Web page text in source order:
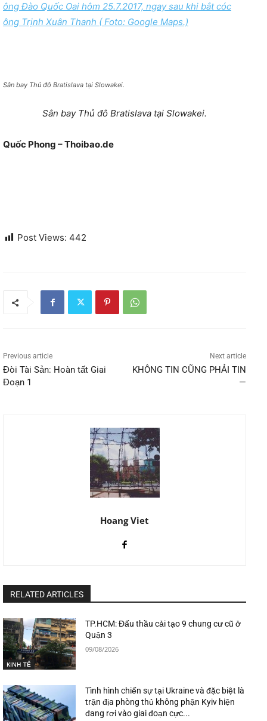
ông Đào Quốc Oai hôm 25.7.2017, ngay sau khi bắt cóc
ông Trịnh Xuân Thanh ( Foto: Google Maps.)
Sân bay Thủ đô Bratislava tại Slowakei.
Sân bay Thủ đô Bratislava tại Slowakei.
Quốc Phong – Thoibao.de
Post Views: 442
Previous article
Đòi Tài Sản: Hoàn tất Giai
Đoạn 1
Next article
KHÔNG TIN CŨNG PHẢI TIN
—
Hoang Viet
RELATED ARTICLES
KINH TẾ
TP.HCM: Đấu thầu cải tạo 9 chung cư cũ ở
Quận 3
09/08/2026
Tình hình chiến sự tại Ukraine và đặc biệt là
trận địa phòng thủ không phận Kyiv hiện
đang rơi vào giai đoạn cực...